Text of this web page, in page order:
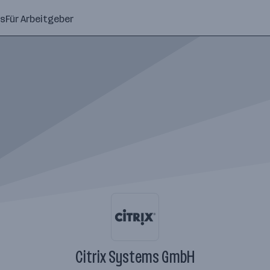
Für Arbeitgeber
Citrix Systems GmbH